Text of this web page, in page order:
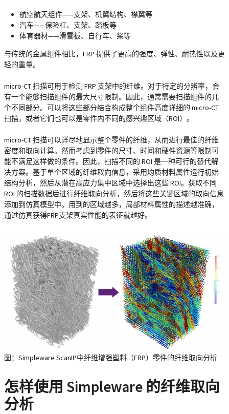
航空航天组件——支架、机翼结构、襟翼等
汽车——保险杠、支架、踏板等
体育器材——滑雪板、自行车、桨等
与传统的金属组件相比，FRP 提供了更高的强度、弹性、耐热性以及更
轻的重量。
micro-CT 扫描可用于检测 FRP 支架中的纤维。对于特定的分辨率，会
有一个能够扫描组件的最大尺寸限制。因此，通常需要扫描组件的几
个不同部分。可以将这些部分结合构成整个组件高度详细的 micro-CT
扫描，或者它们也可以是零件内不同的感兴趣区域（ROI）。
micro-CT 扫描可以详尽地显示整个零件的纤维，从而进行最佳的纤维
密度和取向计算。然而考虑到零件的尺寸、时间和硬件资源等限制可
能不满足这样做的条件。因此，扫描不同的 ROI 是一种可行的替代解
决方案。基于单个区域的纤维取向信息，采用均质材料属性运行初始
结构分析，然后从潜在高应力集中区域中选择出这些 ROI。获取不同
ROI 的扫描数据后进行纤维取向分析，然后将这些关键区域的取向信息
添加到仿真模型中。用到的区域越多，局部材料属性的描述越准确，
通过仿真获得FRP支架真实性能的表征就越好。
图：Simpleware ScanIP中纤维增强塑料（FRP）零件的纤维取向分析
怎样使用 Simpleware 的纤维取向
分析